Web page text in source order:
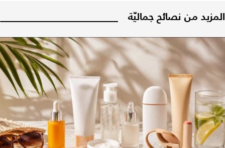
المزيد من نصائح جماليّة